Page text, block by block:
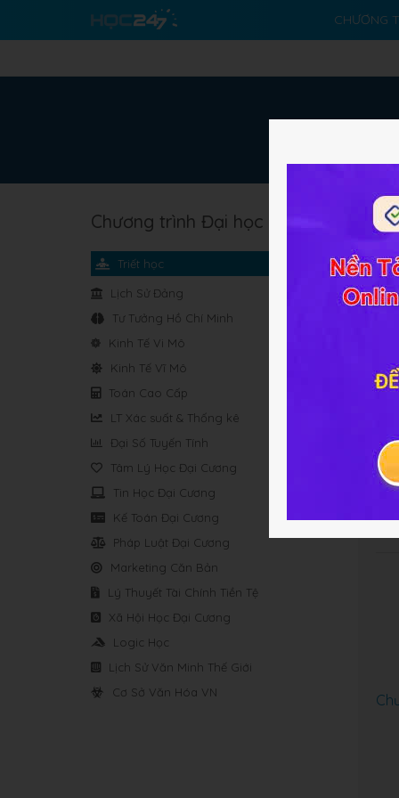
CHƯƠNG
Chương trình Đại học
Triết học
Lịch Sử Đảng
Tư Tưởng Hồ Chí Minh
Kinh Tế Vi Mô
Kinh Tế Vĩ Mô
Toán Cao Cấp
LT Xác suất & Thống kê
Đại Số Tuyến Tính
Tâm Lý Học Đại Cương
Tin Học Đại Cương
Kế Toán Đại Cương
Pháp Luật Đại Cương
Marketing Căn Bản
Lý Thuyết Tài Chính Tiền Tệ
Xã Hội Học Đại Cương
Logic Học
Lịch Sử Văn Minh Thế Giới
Cơ Sở Văn Hóa VN